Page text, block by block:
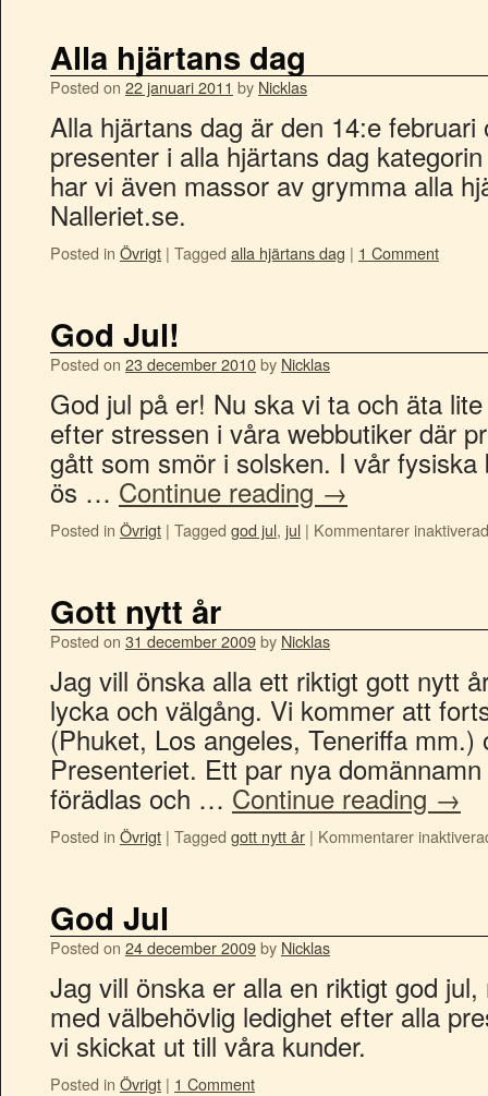
Alla hjärtans dag
Posted on 22 januari 2011 by Nicklas
Alla hjärtans dag är den 14:e
presenter i alla hjärtans dag
har vi även massor av grymma alla
Nalleriet.se.
Posted in Övrigt | Tagged alla hjärtans dag | 1 Comment
God Jul!
Posted on 23 december 2010by Nicklas
God jul på er! Nu ska vi ta och äta
efter stressen i våra webbutiker där
gått som smör i solsken. I vår
ös … Continue reading →
Posted in Övrigt | Tagged god jul, jul | Kommentarer
Gott nytt år
Posted on 31 december 2009by Nicklas
Jag vill önska alla ett riktigt gott nytt
lycka och välgång. Vi kommer att
(Phuket, Los angeles, Teneriffa mm.)
Presenteriet. Ett par nya
förädlas och … Continue reading →
Posted in Övrigt | Tagged gott nytt år | Kommentarer
God Jul
Posted on 24 december 2009by Nicklas
Jag vill önska er alla en riktigt god
med välbehövlig ledighet efter alla
vi skickat ut till våra kunder.
Posted in Övrigt | 1 Comment